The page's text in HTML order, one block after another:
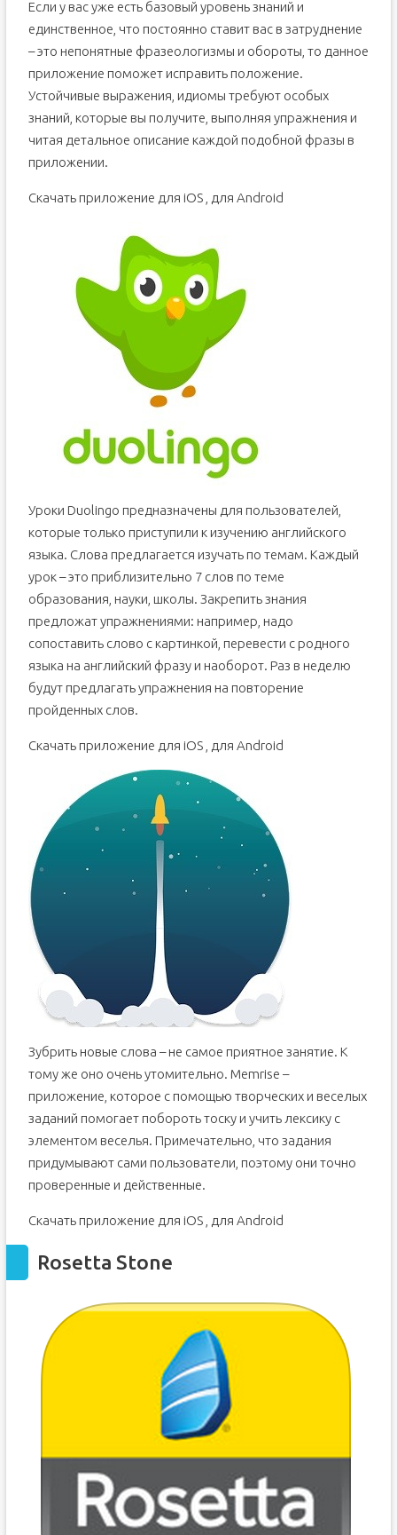
Если у вас уже есть базовый уровень знаний и
единственное, что постоянно ставит вас в затруднение
– это непонятные фразеологизмы и обороты, то данное
приложение поможет исправить положение.
Устойчивые выражения, идиомы требуют особых
знаний, которые вы получите, выполняя упражнения и
читая детальное описание каждой подобной фразы в
приложении.
Скачать приложение для iOS , для Android
Уроки Duolingo предназначены для пользователей,
которые только приступили к изучению английского
языка. Слова предлагается изучать по темам. Каждый
урок – это приблизительно 7 слов по теме
образования, науки, школы. Закрепить знания
предложат упражнениями: например, надо
сопоставить слово с картинкой, перевести с родного
языка на английский фразу и наоборот. Раз в неделю
будут предлагать упражнения на повторение
пройденных слов.
Скачать приложение для iOS , для Android
Зубрить новые слова – не самое приятное занятие. К
тому же оно очень утомительно. Memrise –
приложение, которое с помощью творческих и веселых
заданий помогает побороть тоску и учить лексику с
элементом веселья. Примечательно, что задания
придумывают сами пользователи, поэтому они точно
проверенные и действенные.
Скачать приложение для iOS , для Android
Rosetta Stone